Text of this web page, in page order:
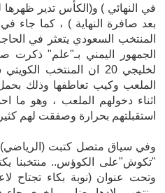
في النهائي ) و(الكأس تدير ظهرها
بعد صافرة النهاية ) ، كما جاء
المنتخب السعودي يتعثر في
الجمهور اليمني بـ"علم" ذكرت
لخليجي 20 ان المنتخب
الملعب وكيب تعاطفها وذلك
اثناء دخولهم الملعب ، وهو ما
استقبلتهم بحرارة وصفقت لهم
وفي سياق متصل كتبت (الرياضي)
وتحت عنوان (نوبة بكاء تجتاح